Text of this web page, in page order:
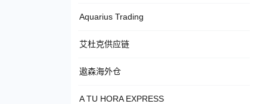
Aquarius Trading
艾杜克供应链
遨森海外仓
A TU HORA EXPRESS